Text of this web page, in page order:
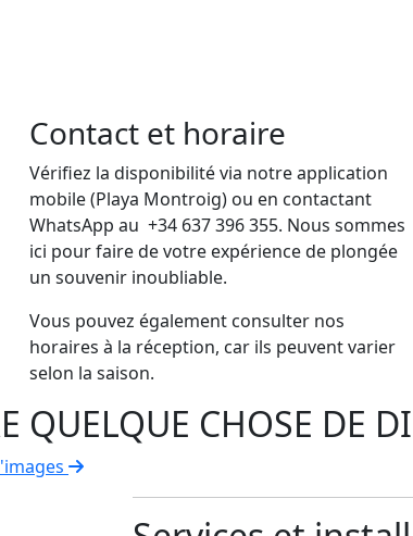
Contact et horaire
Vérifiez la disponibilité via notre application
mobile (Playa Montroig) ou en contactant
WhatsApp au +34 637 396 355. Nous sommes
ici pour faire de votre expérience de plongée
un souvenir inoubliable.
Vous pouvez également consulter nos
horaires à la réception, car ils peuvent varier
selon la saison.
QUELQUE CHOSE DE